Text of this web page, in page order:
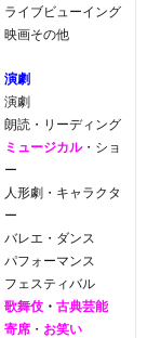
ライブビューイング
映画その他
演劇
演劇
朗読・リーディング
ミュージカル・ショ
ー
人形劇・キャラクタ
ー
バレエ・ダンス
パフォーマンス
フェスティバル
歌舞伎 ・ 古典芸能
寄席 ・ お笑い